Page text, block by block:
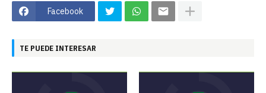
Facebook
TE PUEDE INTERESAR